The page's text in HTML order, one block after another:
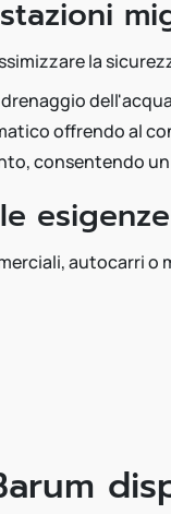
la
offrendo al
consentendo
esigenze
autocarri o